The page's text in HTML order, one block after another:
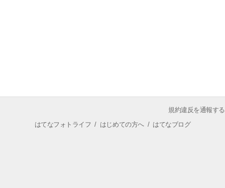
規約違反を通報する
はてなフォトライフ / はじめての方へ/ はてなブログ